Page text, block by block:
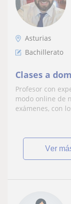
Asturias
Bachillerato
Clases a
Profesor con
modo online de
exámenes, con
ver